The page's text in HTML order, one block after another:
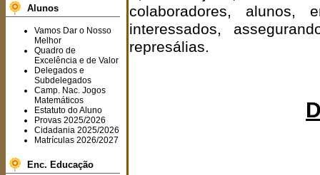
Alunos
Vamos Dar o Nosso
Melhor
Quadro de
Excelência e de Valor
Delegados e
Subdelegados
Camp. Nac. Jogos
Matemáticos
Estatuto do Aluno
Provas 2025/2026
Cidadania 2025/2026
Matrículas 2026/2027
Enc. Educação
colaboradores, alunos,
interessados,
represálias.